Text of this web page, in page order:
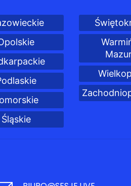
Śląskie